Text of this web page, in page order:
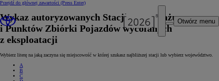
Przejdź do głównej zawartości (Press Enter)
Otwórz menu
Wykaz autoryzowanych Stacji Demontażu
i Punktów Zbiórki Pojazdów wycofanych
z eksploatacji
Wybierz literę na jaką zaczyna się miejscowość w której szukasz najbliższej stacji lub wybierz województwo.
A
B
C